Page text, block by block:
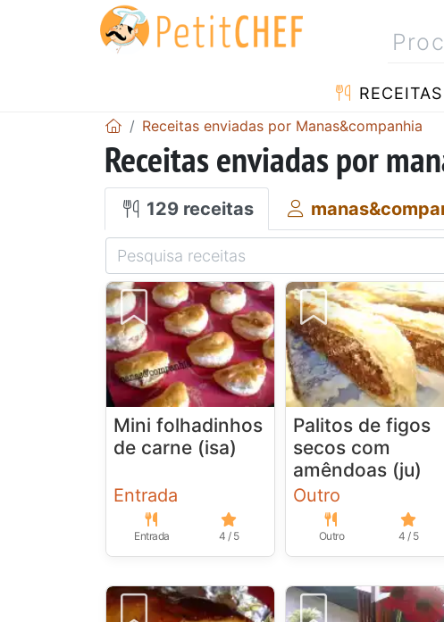
RECEITAS
Receitas enviadas por Manas&companhia
Receitas enviadas por
129 receitas
Mini folhadinhos
de carne (isa)
Entrada
Entrada 4 / 5
Palitos de figos
secos com
amêndoas (ju)
Outro
Outro 4 / 5